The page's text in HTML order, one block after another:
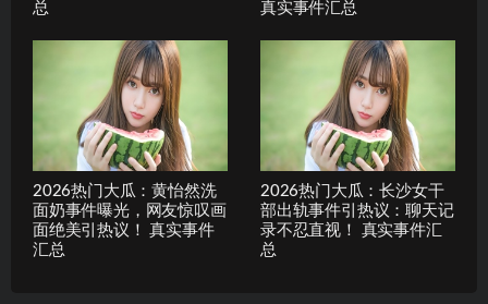
总
真实事件汇总
2026热门大瓜：黄怡然洗
面奶事件曝光，网友惊叹画
面绝美引热议！ 真实事件
汇总
2026热门大瓜：长沙女干
部出轨事件引热议：聊天记
录不忍直视！ 真实事件汇
总